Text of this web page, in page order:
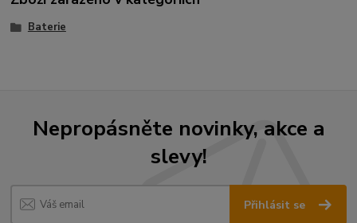
Baterie
Nepropásněte novinky, akce a
slevy!
Přihlásit se